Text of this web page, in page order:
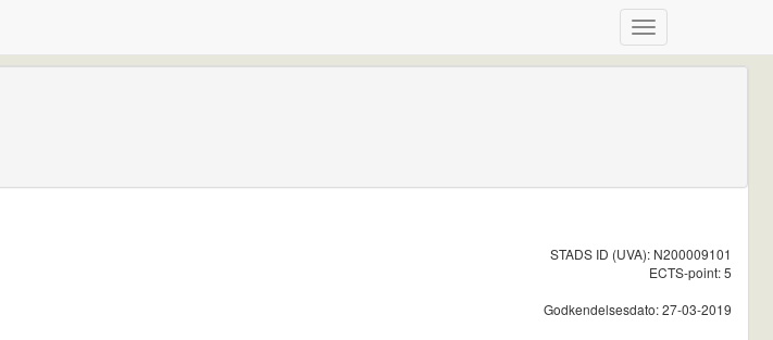
STADS ID (UVA): N200009101
ECTS-point: 5
Godkendelsesdato: 27-03-2019